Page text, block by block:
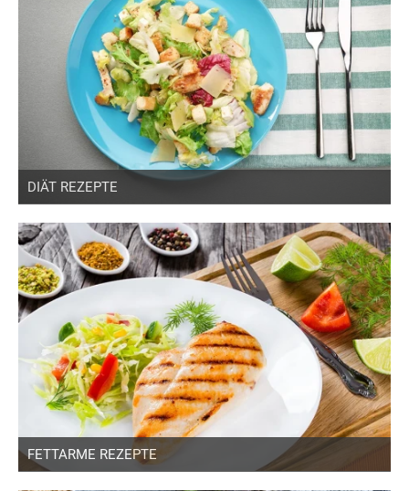
DIÄT REZEPTE
FETTARME REZEPTE